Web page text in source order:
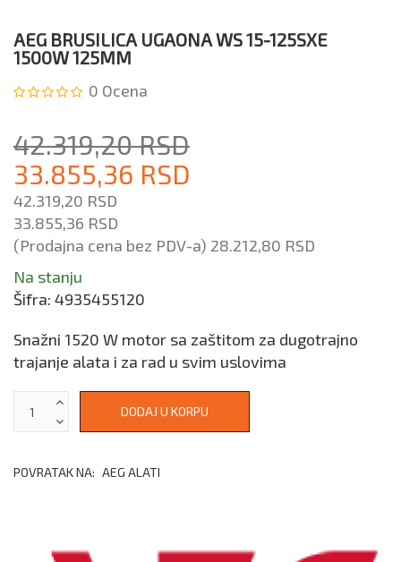
AEG BRUSILICA UGAONA WS 15-125SXE
1500W 125MM
0 Ocena
42.319,20 RSD
33.855,36 RSD
42.319,20 RSD
33.855,36 RSD
(Prodajna cena bez PDV-a) 28.212,80 RSD
Na stanju
Šifra: 4935455120
Snažni 1520 W motor sa zaštitom za dugotrajno
trajanje alata i za rad u svim uslovima
POVRATAK NA: AEG ALATI